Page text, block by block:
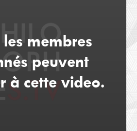
les membres
peuvent
à cette video.